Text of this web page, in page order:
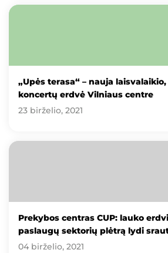
„Upės terasa“ – nauja
koncertų erdvė Vilniaus centre
23 birželio, 2021
Prekybos centras CUP: lauko
paslaugų sektorių plėtrą lydi
04 birželio, 2021